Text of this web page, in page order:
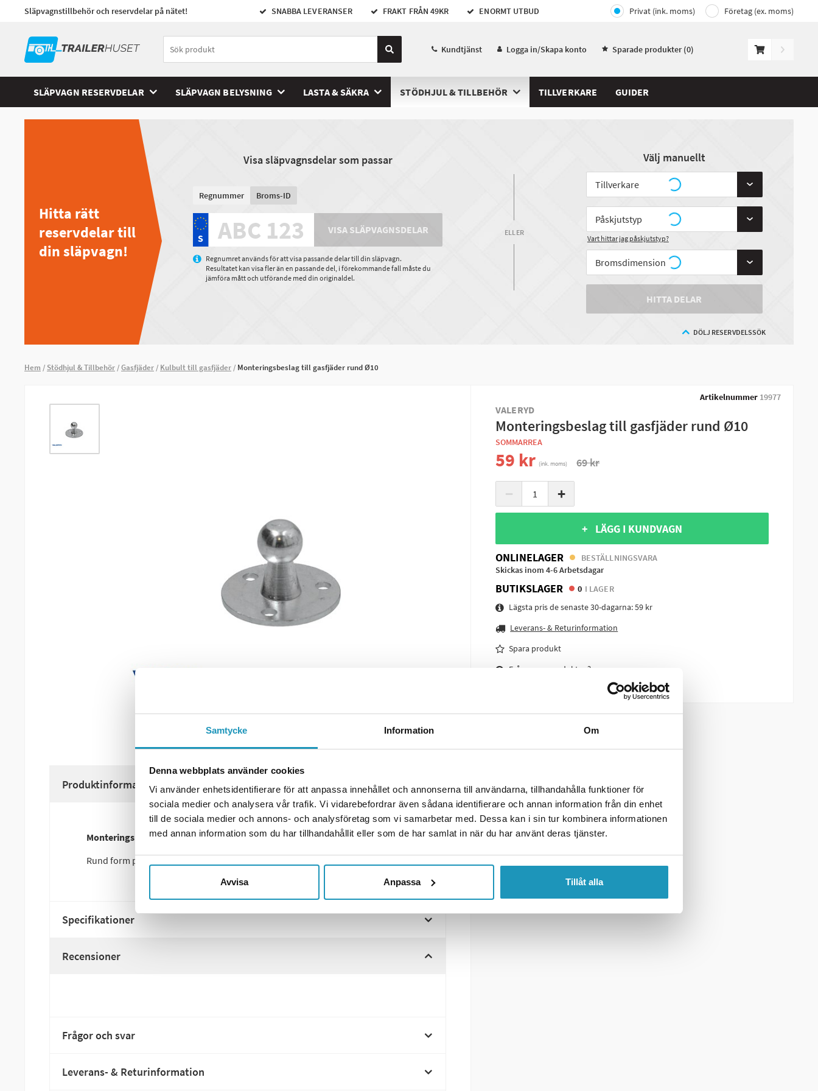
Samtycke Information Om
Denna webbplats använder cookies
Vi använder enhetsidentifierare för att anpassa innehållet och annonserna till användarna, tillhandahålla funktioner för
sociala medier och analysera vår trafik. Vi vidarebefordrar även sådana identifierare och annan information från din enhet
till de sociala medier och annons- och analysföretag som vi samarbetar med. Dessa kan i sin tur kombinera informationen
med annan information som du har tillhandahållit eller som de har samlat in när du har använt deras tjänster.
Avvisa Anpassa Tillåt alla
Släpvagnstillbehör och reservdelar på nätet! SNABBA LEVERANSER FRAKT FRÅN 49KR ENORMT UTBUD Privat (ink. moms) Företag (ex. moms)
Kundtjänst Logga in/Skapa konto Sparade produkter (0)
SLÄPVAGN RESERVDELAR SLÄPVAGN BELYSNING LASTA & SÄKRA STÖDHJUL & TILLBEHÖR TILLVERKARE GUIDER
Hitta rätt
reservdelar till
din släpvagn!
Visa släpvagnsdelar som passar
Regnummer Broms-ID
VISA SLÄPVAGNSDELAR
Regnumret används för att visa passande delar till din släpvagn.
Resultatet kan visa fler än en passande del, i förekommande fall måste du
jämföra mått och utförande med din originaldel.
ELLER
Välj manuellt
Vart hittar jag påskjutstyp?
HITTA DELAR
DÖLJ RESERVDELSSÖK
Hem Stödhjul & Tillbehör Gasfjäder Kulbult till gasfjäder Monteringsbeslag till gasfjäder rund Ø10
Artikelnummer 19977
VALERYD
Monteringsbeslag till gasfjäder rund Ø10
SOMMARREA
59 kr (ink. moms) 69 kr
− +
+ LÄGG I KUNDVAGN
ONLINELAGER
BESTÄLLNINGSVARA
Skickas inom 4-6 Arbetsdagar
BUTIKSLAGER 0 I LAGER
Lägsta pris de senaste 30-dagarna:59 kr
Leverans- & Returinformation
Spara produkt
Frågor om produkten?
Produktinformation
Monteringsbeslag till gasfjäder, rund, Ø10
Rund form på monteringsbeslaget med Ø10 mm kulanslutning för gasfjädrar.
Specifikationer
Recensioner
Frågor och svar
Leverans- & Returinformation